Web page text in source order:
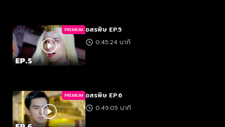
PREMIUM อสรพิษ EP.5
0:45:24 นาที
PREMIUM อสรพิษ EP.6
0:49:05 นาที